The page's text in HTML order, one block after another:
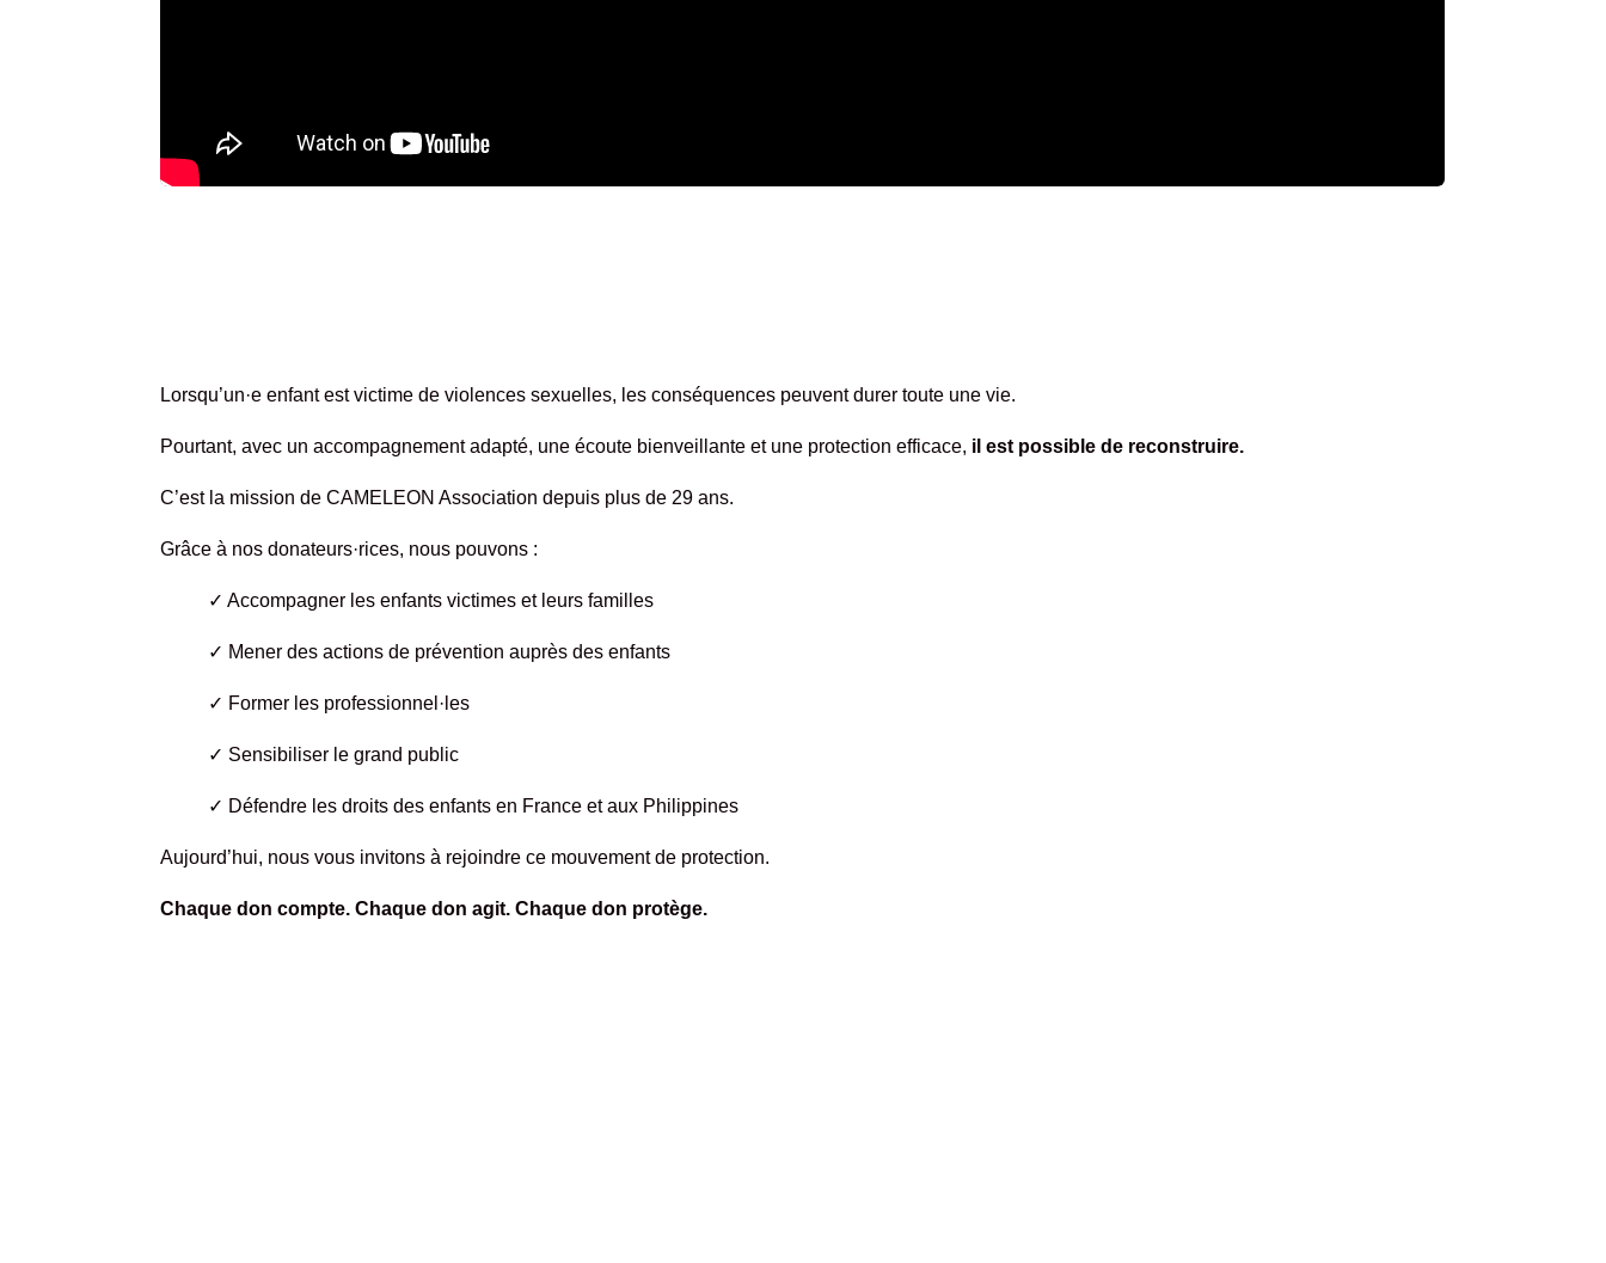
Lorsqu’un·e enfant est victime de violences sexuelles, les conséquences peuvent durer toute une vie.
Pourtant, avec un accompagnement adapté, une écoute bienveillante et une protection efficace, il est possible de reconstruire.
C’est la mission de CAMELEON Association depuis plus de 29 ans.
Grâce à nos donateurs·rices, nous pouvons :
✓ Accompagner les enfants victimes et leurs familles
✓ Mener des actions de prévention auprès des enfants
✓ Former les professionnel·les
✓ Sensibiliser le grand public
✓ Défendre les droits des enfants en France et aux Philippines
Aujourd’hui, nous vous invitons à rejoindre ce mouvement de protection.
Chaque don compte. Chaque don agit. Chaque don protège.